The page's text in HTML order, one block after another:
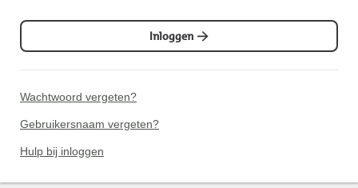
Inloggen
Wachtwoord vergeten?
Gebruikersnaam vergeten?
Hulp bij inloggen